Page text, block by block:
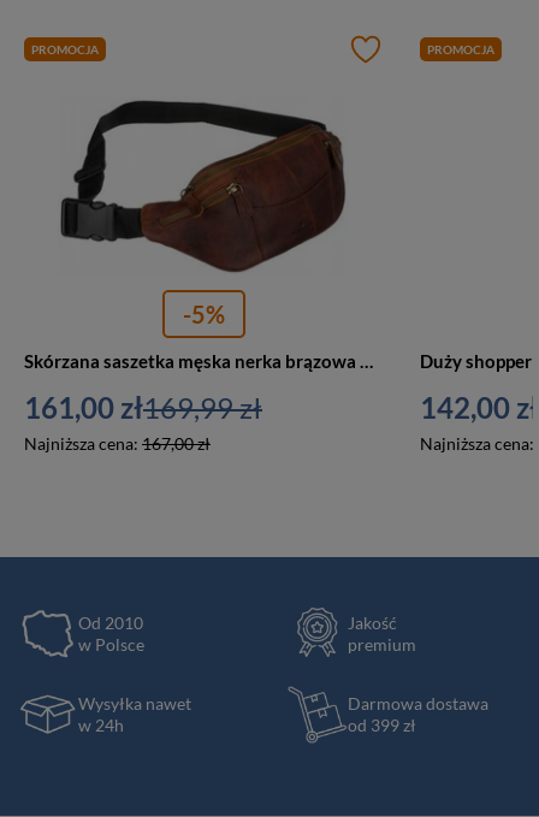
PROMOCJA
-5%
Skórzana saszetka męska nerka brązowa na biodra — Peterson 2507-OLH
161,00 zł
Najniższa cena: 167,00 zł
169,99 zł
PROMOCJA
142,00 zł
Najniższa cena:
Od 2010
w Polsce
Jakość
premium
Wysyłka nawet
w 24h
Darmowa dostawa
od 399 zł